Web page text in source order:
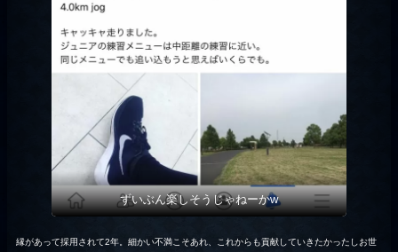
ずいぶん楽しそうじゃねーかw
縁があって採用されて2年。細かい不満こそあれ、これからも貢献していきたかったしお世